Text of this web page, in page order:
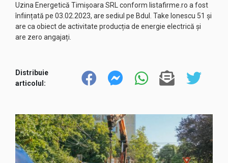
Uzina Energetică Timișoara SRL conform listafirme.ro a fost
înființată pe 03.02.2023, are sediul pe Bdul. Take Ionescu 51 și
are ca obiect de activitate producția de energie electrică și
are zero angajați.
Distribuie
articolul: